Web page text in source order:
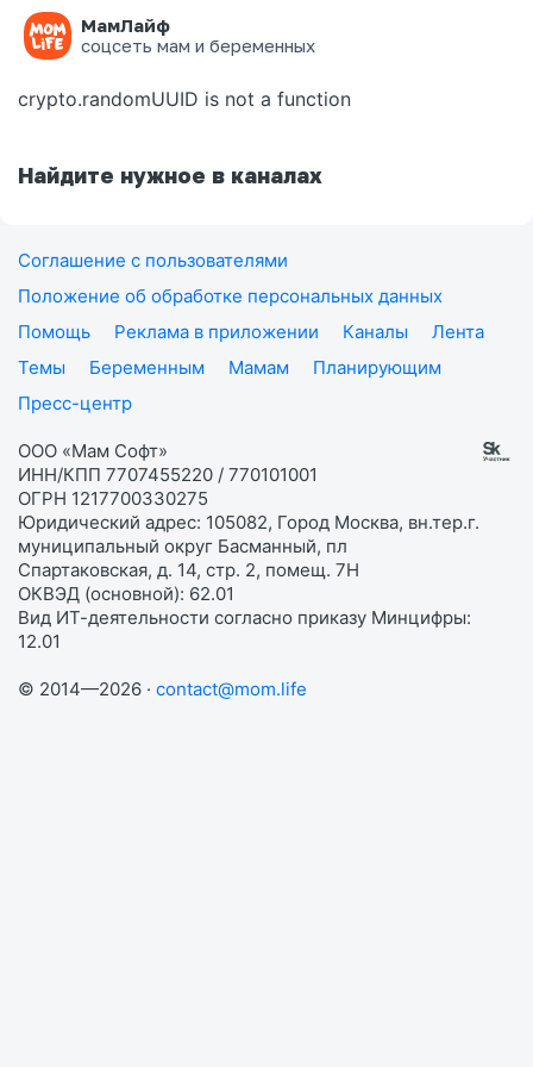
МамЛайф
соцсеть мам и беременных
Ошибка на странице
crypto.randomUUID is not a function
Найдите нужное в каналах
Соглашение с пользователями
Положение об обработке персональных данных
Помощь
Реклама в приложении Каналы
Лента
Темы
Беременным Мамам
Планирующим
Пресс-центр
ООО «Мам Софт»
ИНН/КПП 7707455220 / 770101001
ОГРН 1217700330275
Юридический адрес: 105082, Город Москва, вн.тер.г.
муниципальный округ Басманный, пл
Спартаковская, д. 14, стр. 2, помещ. 7Н
ОКВЭД (основной): 62.01
Вид ИТ-деятельности согласно приказу Минцифры:
12.01
© 2014—2026 · contact@mom.life